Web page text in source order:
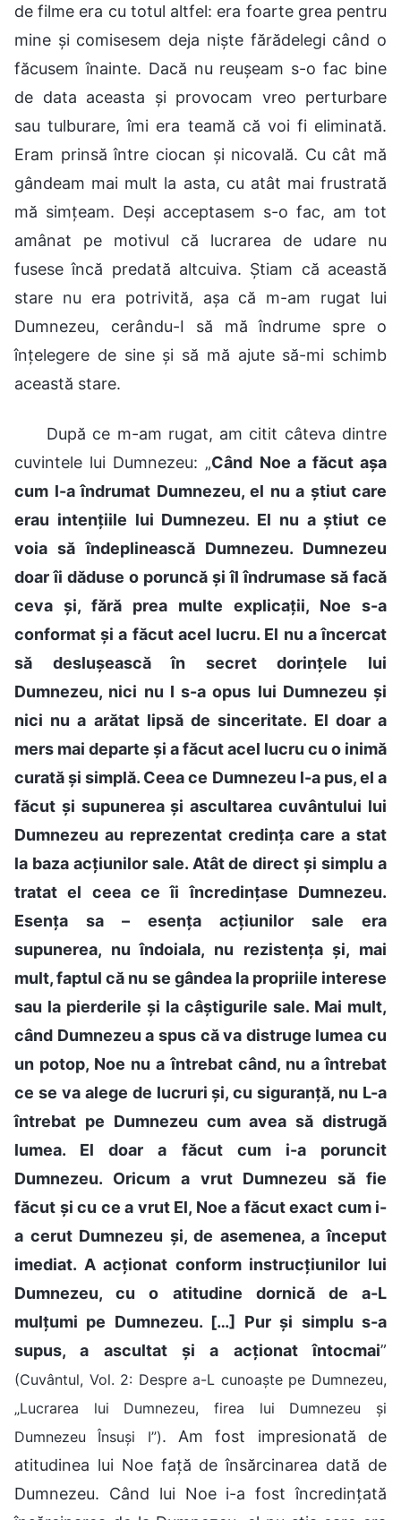
de filme era cu totul altfel: era foarte grea pentru
mine și comisesem deja niște fărădelegi când o
făcusem înainte. Dacă nu reușeam s-o fac bine
de data aceasta și provocam vreo perturbare
sau tulburare, îmi era teamă că voi fi eliminată.
Eram prinsă între ciocan și nicovală. Cu cât mă
gândeam mai mult la asta, cu atât mai frustrată
mă simțeam. Deși acceptasem s-o fac, am tot
amânat pe motivul că lucrarea de udare nu
fusese încă predată altcuiva. Știam că această
stare nu era potrivită, așa că m-am rugat lui
Dumnezeu, cerându-I să mă îndrume spre o
înțelegere de sine și să mă ajute să-mi schimb
această stare.
După ce m-am rugat, am citit câteva dintre
cuvintele lui Dumnezeu: „Când Noe a făcut așa
cum l-a îndrumat Dumnezeu, el nu a știut care
erau intențiile lui Dumnezeu. El nu a știut ce
voia să îndeplinească Dumnezeu. Dumnezeu
doar îi dăduse o poruncă și îl îndrumase să facă
ceva și, fără prea multe explicații, Noe s-a
conformat și a făcut acel lucru. El nu a încercat
să deslușească în secret dorințele lui
Dumnezeu, nici nu I s-a opus lui Dumnezeu și
nici nu a arătat lipsă de sinceritate. El doar a
mers mai departe și a făcut acel lucru cu o inimă
curată și simplă. Ceea ce Dumnezeu l-a pus, el a
făcut și supunerea și ascultarea cuvântului lui
Dumnezeu au reprezentat credința care a stat
la baza acțiunilor sale. Atât de direct și simplu a
tratat el ceea ce îi încredințase Dumnezeu.
Esența sa – esența acțiunilor sale era
supunerea, nu îndoiala, nu rezistența și, mai
mult, faptul că nu se gândea la propriile interese
sau la pierderile și la câștigurile sale. Mai mult,
când Dumnezeu a spus că va distruge lumea cu
un potop, Noe nu a întrebat când, nu a întrebat
ce se va alege de lucruri și, cu siguranță, nu L-a
întrebat pe Dumnezeu cum avea să distrugă
lumea. El doar a făcut cum i-a poruncit
Dumnezeu. Oricum a vrut Dumnezeu să fie
făcut și cu ce a vrut El, Noe a făcut exact cum i-
a cerut Dumnezeu și, de asemenea, a început
imediat. A acționat conform instrucțiunilor lui
Dumnezeu, cu o atitudine dornică de a-L
mulțumi pe Dumnezeu. […] Pur și simplu s-a
supus, a ascultat și a acționat întocmai”
(Cuvântul, Vol. 2: Despre a-L cunoaște pe Dumnezeu,
„Lucrarea lui Dumnezeu, firea lui Dumnezeu și
Dumnezeu Însuși I”). Am fost impresionată de
atitudinea lui Noe față de însărcinarea dată de
Dumnezeu. Când lui Noe i-a fost încredințată